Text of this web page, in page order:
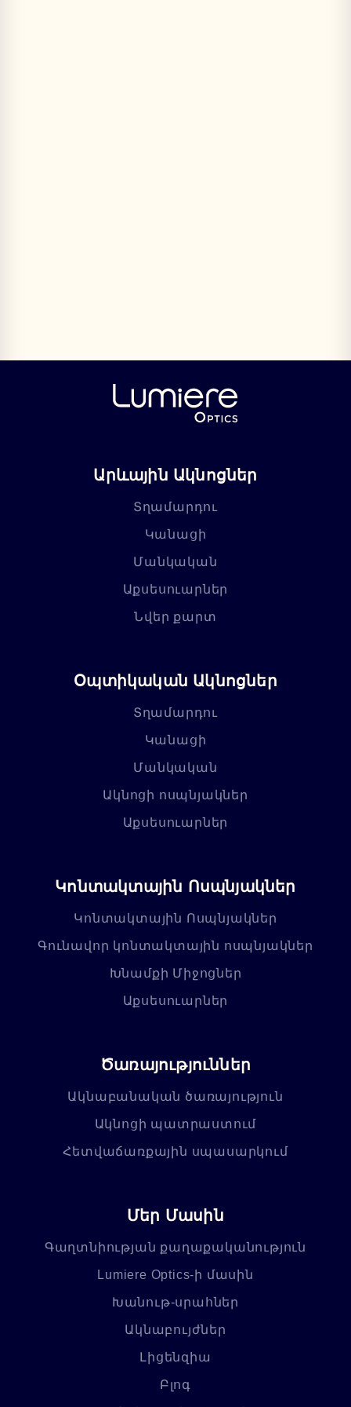
Արևային Ակնոցներ
Տղամարդու
Կանացի
Մանկական
Աքսեսուարներ
Նվեր քարտ
Օպտիկական Ակնոցներ
Տղամարդու
Կանացի
Մանկական
Ակնոցի ոսպնյակներ
Աքսեսուարներ
Կոնտակտային Ոսպնյակներ
Կոնտակտային Ոսպնյակներ
Գունավոր կոնտակտային ոսպնյակներ
Խնամքի Միջոցներ
Աքսեսուարներ
Ծառայություններ
Ակնաբանական ծառայություն
Ակնոցի պատրաստում
Հետվաճառքային սպասարկում
Մեր Մասին
Գաղտնիության քաղաքականություն
Lumiere Optics-ի մասին
Խանութ-սրահներ
Ակնաբույժներ
Լիցենզիա
Բլոգ